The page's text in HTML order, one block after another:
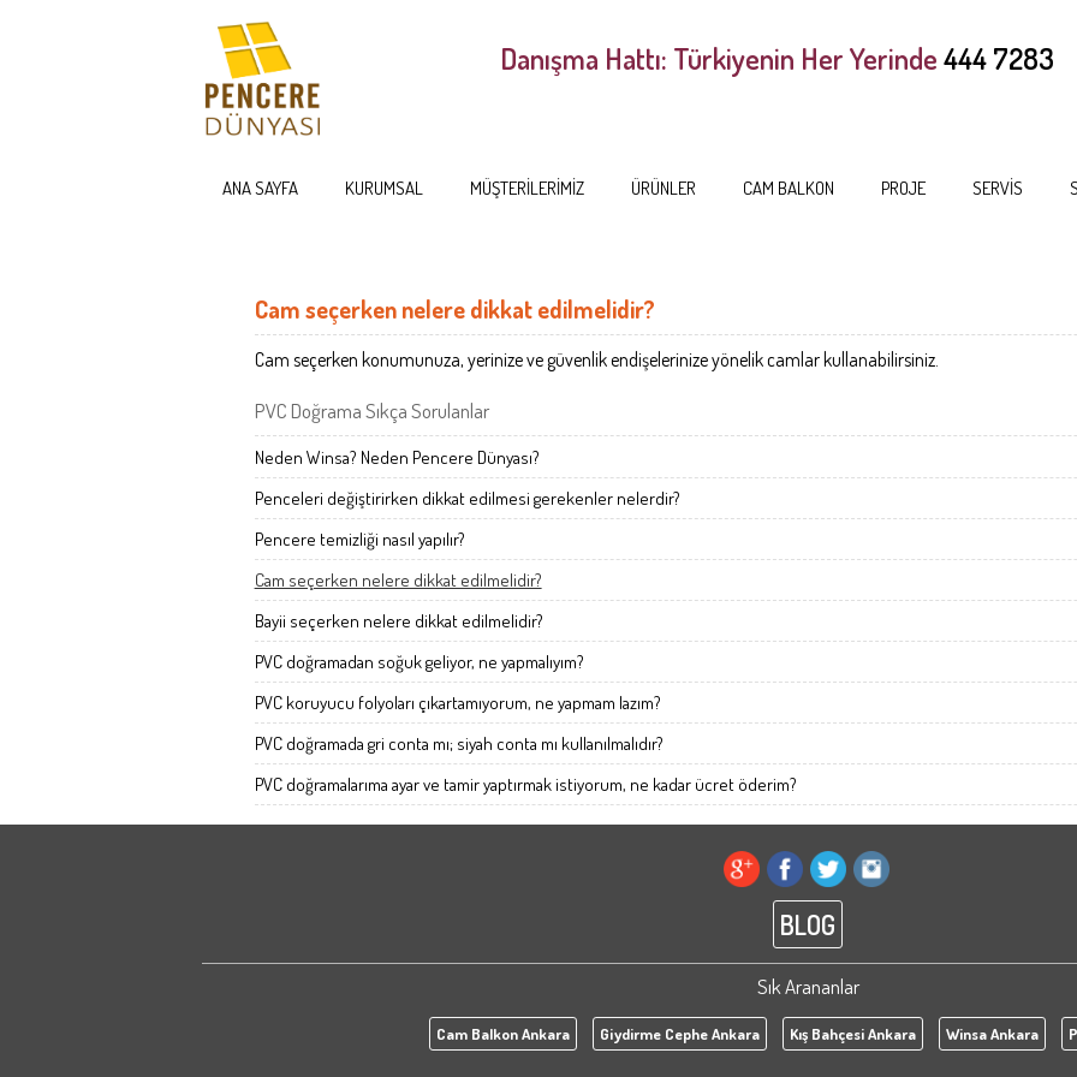
Danışma Hattı: Türkiyenin Her Yerinde 444 7283
ANA SAYFA KURUMSAL MÜŞTERİLERİMİZ ÜRÜNLER CAM BALKON PROJE SERVİS
Cam seçerken nelere dikkat edilmelidir?
Cam seçerken konumunuza, yerinize ve güvenlik endişelerinize yönelik camlar kullanabilirsiniz.
PVC Doğrama Sıkça Sorulanlar
Neden Winsa? Neden Pencere Dünyası?
Penceleri değiştirirken dikkat edilmesi gerekenler nelerdir?
Pencere temizliği nasıl yapılır?
Cam seçerken nelere dikkat edilmelidir?
Bayii seçerken nelere dikkat edilmelidir?
PVC doğramadan soğuk geliyor, ne yapmalıyım?
PVC koruyucu folyoları çıkartamıyorum, ne yapmam lazım?
PVC doğramada gri conta mı; siyah conta mı kullanılmalıdır?
PVC doğramalarıma ayar ve tamir yaptırmak istiyorum, ne kadar ücret öderim?
BLOG
Sık Arananlar
Cam Balkon Ankara Giydirme Cephe Ankara Kış Bahçesi Ankara Winsa Ankara